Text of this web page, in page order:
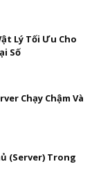
Lý Tối Ưu Cho
Số
Chạy Chậm Và
(Server) Trong